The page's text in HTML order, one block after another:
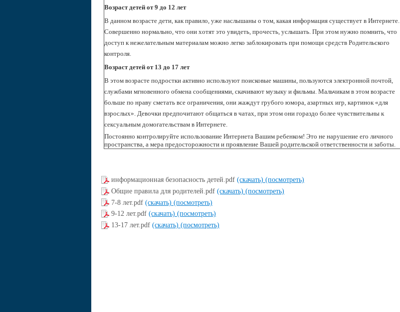
Возраст детей от 9 до 12 лет
В данном возрасте дети, как правило, уже наслышаны о том, какая информация существует в Интернете.
Совершенно нормально, что они хотят это увидеть, прочесть, услышать. При этом нужно помнить, что
доступ к нежелательным материалам можно легко заблокировать при помощи средств Родительского
контроля.
Возраст детей от 13 до 17 лет
В этом возрасте подростки активно используют поисковые машины, пользуются электронной почтой,
службами мгновенного обмена сообщениями, скачивают музыку и фильмы. Мальчикам в этом возрасте
больше по нраву сметать все ограничения, они жаждут грубого юмора, азартных игр, картинок «для
взрослых». Девочки предпочитают общаться в чатах, при этом они гораздо более чувствительны к
сексуальным домогательствам в Интернете.
Постоянно контролируйте использование Интернета Вашим ребенком! Это не нарушение его личного
пространства, а мера предосторожности и проявление Вашей родительской ответственности и заботы.
информационная безопасность детей.pdf (скачать) (посмотреть)
Общие правила для родителей.pdf (скачать) (посмотреть)
7-8 лет.pdf (скачать) (посмотреть)
9-12 лет.pdf (скачать) (посмотреть)
13-17 лет.pdf (скачать) (посмотреть)